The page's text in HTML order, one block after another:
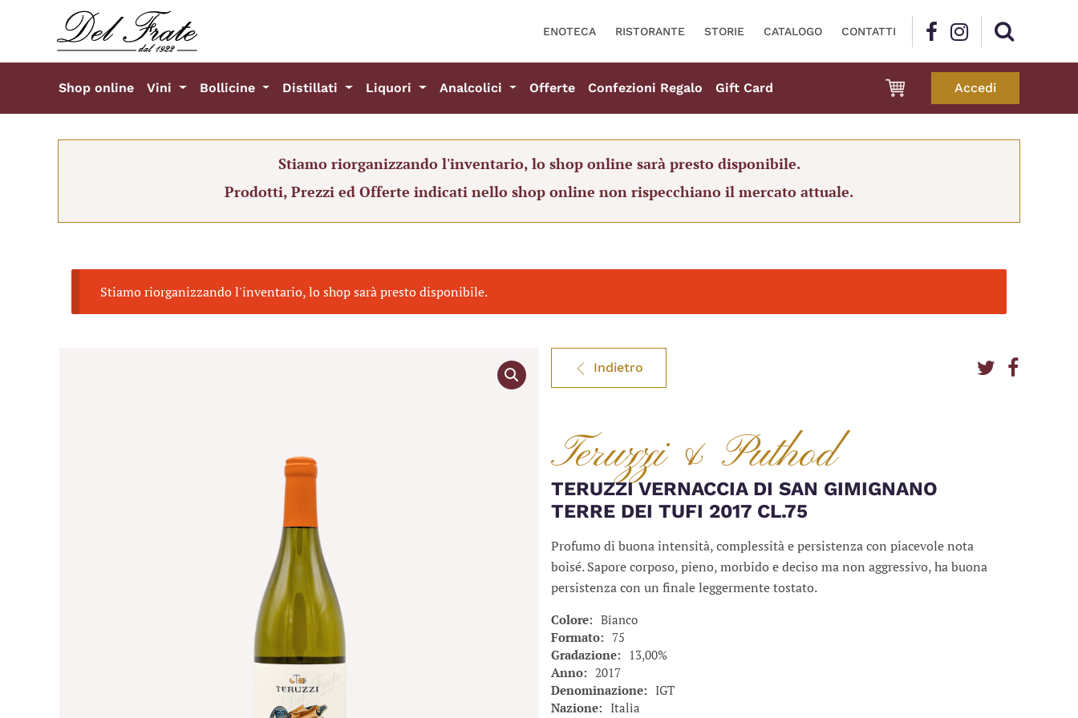
ENOTECA RISTORANTE STORIE CATALOGO CONTATTI
Shop online Vini Bollicine Distillati Liquori Analcolici Offerte Confezioni Regalo Gift Card Accedi
Stiamo riorganizzando l'inventario, lo shop online sarà presto disponibile.
Prodotti, Prezzi ed Offerte indicati nello shop online non rispecchiano il mercato attuale.
Stiamo riorganizzando l'inventario, lo shop sarà presto disponibile.
Indietro
Teruzzi & Puthod
TERUZZI VERNACCIA DI SAN GIMIGNANO
TERRE DEI TUFI 2017 CL.75
Profumo di buona intensità, complessità e persistenza con piacevole nota
boisé. Sapore corposo, pieno, morbido e deciso ma non aggressivo, ha buona
persistenza con un finale leggermente tostato.
Colore
Bianco
Formato
75
Gradazione
13,00%
Anno
2017
Denominazione
IGT
Nazione
Italia